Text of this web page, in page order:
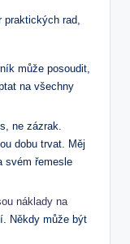
rad,
může posoudit,
na všechny
ne zázrak.
dobu trvat. Měj
svém řemesle
náklady na
Někdy může být